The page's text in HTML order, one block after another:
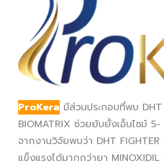
ProKera มีส่วนประกอบที่พบ DHT
BIOMATRIX ช่วยยับยั้งเอ็นไซม์
จากงานวิจัยพบว่า DHT FIGHTER
แข็งแรงได้มากกว่ายา